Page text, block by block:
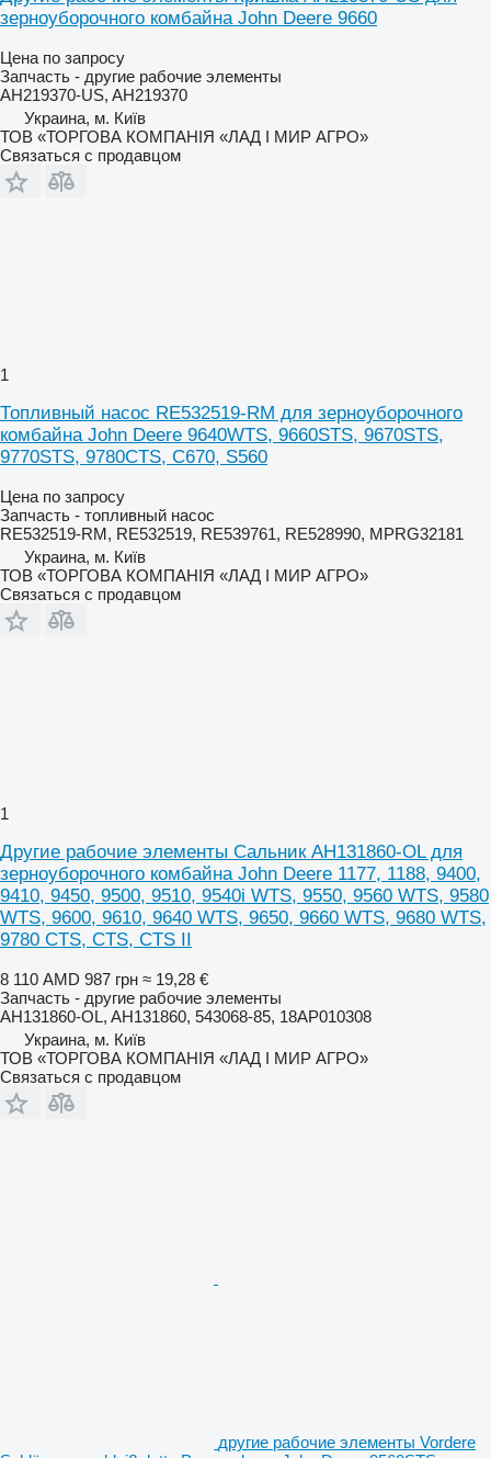
зерноуборочного комбайна John Deere 9660
Цена по запросу
Запчасть - другие рабочие элементы
AH219370-US, AH219370
Украина, м. Київ
ТОВ «ТОРГОВА КОМПАНІЯ «ЛАД І МИР АГРО»
Связаться с продавцом
1
Топливный насос RE532519-RM для зерноуборочного
комбайна John Deere 9640WTS, 9660STS, 9670STS,
9770STS, 9780CTS, C670, S560
Цена по запросу
Запчасть - топливный насос
RE532519-RM, RE532519, RE539761, RE528990, MPRG32181
Украина, м. Київ
ТОВ «ТОРГОВА КОМПАНІЯ «ЛАД І МИР АГРО»
Связаться с продавцом
1
Другие рабочие элементы Сальник AH131860-OL для
зерноуборочного комбайна John Deere 1177, 1188, 9400,
9410, 9450, 9500, 9510, 9540i WTS, 9550, 9560 WTS, 9580
WTS, 9600, 9610, 9640 WTS, 9650, 9660 WTS, 9680 WTS,
9780 CTS, CTS, CTS II
8 110 AMD 987 грн ≈ 19,28 €
Запчасть - другие рабочие элементы
AH131860-OL, AH131860, 543068-85, 18AP010308
Украина, м. Київ
ТОВ «ТОРГОВА КОМПАНІЯ «ЛАД І МИР АГРО»
Связаться с продавцом
другие рабочие элементы Vordere